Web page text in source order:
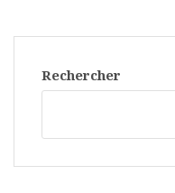
Rechercher